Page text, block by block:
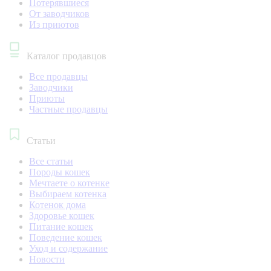
Потерявшиеся
От заводчиков
Из приютов
Каталог продавцов
Все продавцы
Заводчики
Приюты
Частные продавцы
Статьи
Все статьи
Породы кошек
Мечтаете о котенке
Выбираем котенка
Котенок дома
Здоровье кошек
Питание кошек
Поведение кошек
Уход и содержание
Новости